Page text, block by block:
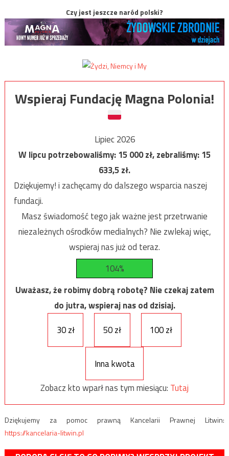
Czy jest jeszcze naród polski?
Wspieraj Fundację Magna Polonia!
Lipiec 2026
W lipcu potrzebowaliśmy:15 000zł, zebraliśmy:15
633,5zł.
Dziękujemy! i zachęcamy do dalszego wsparcia naszej
fundacji.
Masz świadomość tego jak ważne jest przetrwanie
niezależnych ośrodków medialnych? Nie zwlekaj więc,
wspieraj nas już od teraz.
104%
Uważasz, że robimy dobrą robotę? Nie czekaj zatem
do jutra, wspieraj nas od dzisiaj.
30 zł
50 zł 100 zł
Inna kwota
Zobacz kto wparł nas tym miesiącu: Tutaj
Dziękujemy za pomoc prawną Kancelarii Prawnej Litwin:
https://kancelaria-litwin.pl